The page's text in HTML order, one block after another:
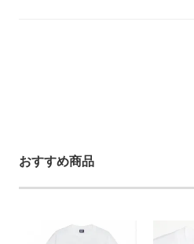
おすすめ商品